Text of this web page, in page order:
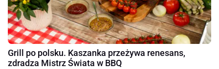
Grill po polsku. Kaszanka przeżywa renesans,
zdradza Mistrz Świata w BBQ